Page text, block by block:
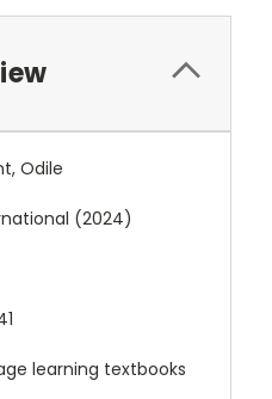
Odile
(2024)
learning textbooks